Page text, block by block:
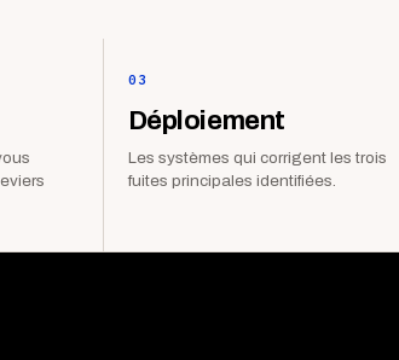
03
Déploiement
Les systèmes qui corrigent les trois
fuites principales identifiées.